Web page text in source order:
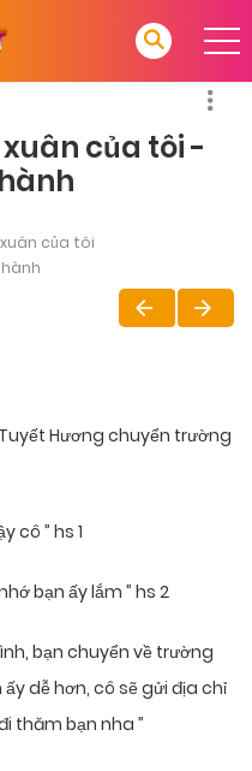
của tôi -
của tôi
Hương chuyển trường
cô ” hs 1
bạn ấy lắm ” hs 2
bạn chuyển về trường
dễ hơn, cô sẽ gửi địa chỉ
thăm bạn nha ”